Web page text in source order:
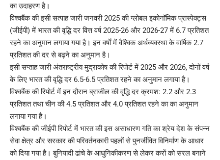
का उदाहरण है।
विश्वबैंक की इसी सत्पाह जारी जनवरी 2025 की ग्लोबल इकोनॉमिक प्रास्पेक्ट्स
(जीईपी) में भारत की वृद्धि दर वित्त वर्ष 2025-26 और 2026-27 में 6.7 प्रतिशत
रहने का अनुमान लगाया गया है। इन वर्षाें में वैश्विक अर्थव्यवस्था के वार्षिक 2.7
प्रतिशत की दर से बढ़ने का अनुमान है।
इसी सप्ताह जारी अंतराष्ट्रीय मुद्राकोष की रिपोर्ट में 2025 और 2026, दोनों वर्ष
के लिए भारत की वृद्धि दर 6.5-6.5 प्रतिशत रहने का अनुमान लगाया है।
विश्वबैंक की रिपोर्ट में इन दौरान ब्राजील की वृद्धि दर क्रमश: 2.2 और 2.3
प्रतिशत तथा चीन की 4.5 प्रतिशत और 4.0 प्रतिशत रहने का का अनुमान
लगाया गया है।
विश्वबैंक की जीईपी रिपोर्ट में भारत की इस असाधारण गति का श्रेय देश के संपन्न
सेवा क्षेत्र और सरकार की परिवर्तनकारी पहलों से पुनर्जीवित विनिर्माण के आधार
को दिया गया है। बुनियादी ढांचे के आधुनिकीकरण से लेकर करों को सरल बनाने